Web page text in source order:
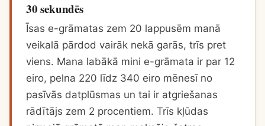
30 sekundēs
Īsas e-grāmatas zem 20 lappusēm manā
veikalā pārdod vairāk nekā garās, trīs pret
viens. Mana labākā mini e-grāmata ir par 12
eiro, pelna 220 līdz 340 eiro mēnesī no
pasīvās datplūsmas un tai ir atgriešanas
rādītājs zem 2 procentiem. Trīs kļūdas